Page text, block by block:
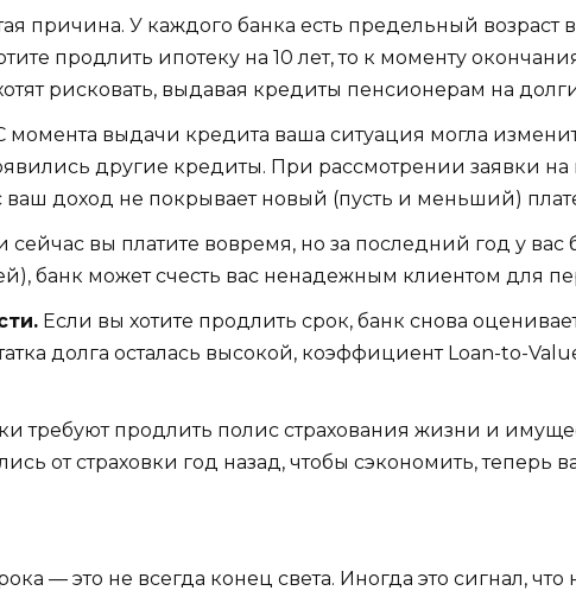
причина. У каждого банка есть предельный возраст
продлить ипотеку на 10 лет, то к моменту
рисковать, выдавая кредиты пенсионерам на
момента выдачи кредита ваша ситуация могла
другие кредиты. При рассмотрении заявки
ваш доход не покрывает новый (пусть и меньший)
сейчас вы платите вовремя, но за последний год у
банк может счесть вас ненадежным клиентом для
Если вы хотите продлить срок, банк снова
долга осталась высокой, коэффициент Loan-to-
требуют продлить полис страхования жизни и
от страховки год назад, чтобы сэкономить, теперь
— это не всегда конец света. Иногда это сигнал,